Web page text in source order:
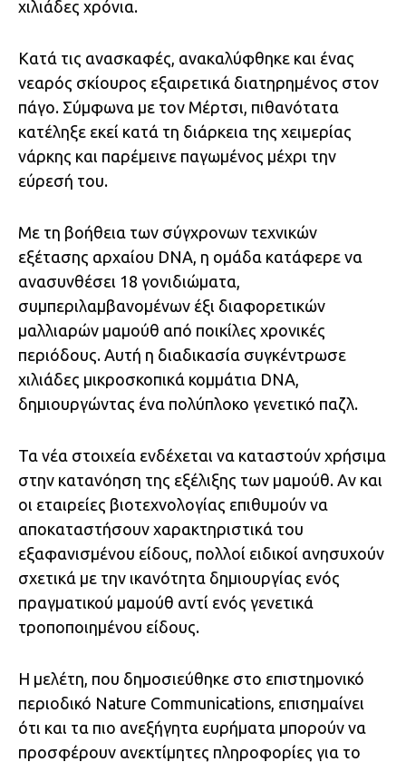
χιλιάδες χρόνια.
Κατά τις ανασκαφές, ανακαλύφθηκε και ένας
νεαρός σκίουρος εξαιρετικά διατηρημένος στον
πάγο. Σύμφωνα με τον Μέρτσι, πιθανότατα
κατέληξε εκεί κατά τη διάρκεια της χειμερίας
νάρκης και παρέμεινε παγωμένος μέχρι την
εύρεσή του.
Με τη βοήθεια των σύγχρονων τεχνικών
εξέτασης αρχαίου DNA, η ομάδα κατάφερε να
ανασυνθέσει 18 γονιδιώματα,
συμπεριλαμβανομένων έξι διαφορετικών
μαλλιαρών μαμούθ από ποικίλες χρονικές
περιόδους. Αυτή η διαδικασία συγκέντρωσε
χιλιάδες μικροσκοπικά κομμάτια DNA,
δημιουργώντας ένα πολύπλοκο γενετικό παζλ.
Τα νέα στοιχεία ενδέχεται να καταστούν χρήσιμα
στην κατανόηση της εξέλιξης των μαμούθ. Αν και
οι εταιρείες βιοτεχνολογίας επιθυμούν να
αποκαταστήσουν χαρακτηριστικά του
εξαφανισμένου είδους, πολλοί ειδικοί ανησυχούν
σχετικά με την ικανότητα δημιουργίας ενός
πραγματικού μαμούθ αντί ενός γενετικά
τροποποιημένου είδους.
Η μελέτη, που δημοσιεύθηκε στο επιστημονικό
περιοδικό Nature Communications, επισημαίνει
ότι και τα πιο ανεξήγητα ευρήματα μπορούν να
προσφέρουν ανεκτίμητες πληροφορίες για το